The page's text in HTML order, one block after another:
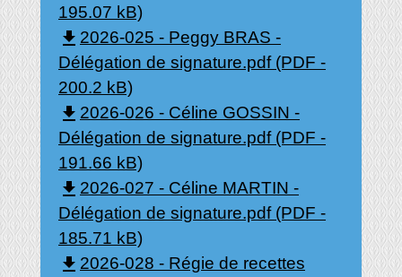
195.07 kB)
file_download 2026-025 - Peggy BRAS -
Délégation de signature.pdf (PDF -
200.2 kB)
file_download 2026-026 - Céline GOSSIN -
Délégation de signature.pdf (PDF -
191.66 kB)
file_download 2026-027 - Céline MARTIN -
Délégation de signature.pdf (PDF -
185.71 kB)
file_download 2026-028 - Régie de recettes